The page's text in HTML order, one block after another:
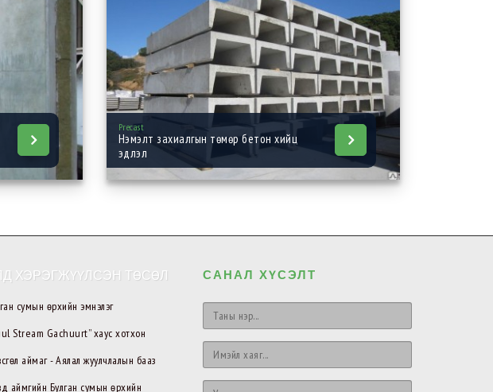
Precast
Нэмэлт захиалгын төмөр бетон хийц
эдлэл
ХЭРЭГЖҮҮЛСЭН ТӨСӨЛ
сумын өрхийн эмнэлэг
Stream Gachuurt” хаус хотхон
аймаг - Аялал жуулчлалын бааз
аймгийн Булган сумын өрхийн
САНАЛ ХҮСЭЛТ